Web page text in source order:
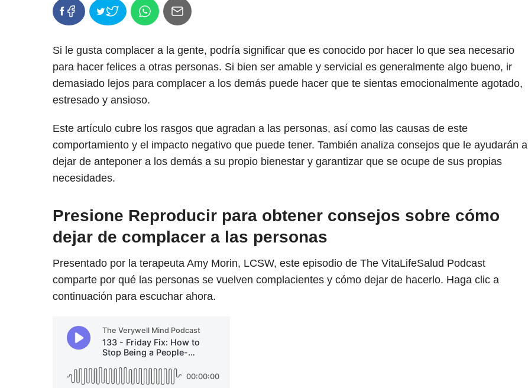
Si le gusta complacer a la gente, podría significar que es conocido por hacer lo que sea necesario
para hacer felices a otras personas. Si bien ser amable y servicial es generalmente algo bueno, ir
demasiado lejos para complacer a los demás puede hacer que te sientas emocionalmente agotado,
estresado y ansioso.
Este artículo cubre los rasgos que agradan a las personas, así como las causas de este
comportamiento y el impacto negativo que puede tener. También analiza consejos que le ayudarán a
dejar de anteponer a los demás a su propio bienestar y garantizar que se ocupe de sus propias
necesidades.
Presione Reproducir para obtener consejos sobre cómo
dejar de complacer a las personas
Presentado por la terapeuta Amy Morin, LCSW, este episodio de The VitaLifeSalud Podcast
comparte por qué las personas se vuelven complacientes y cómo dejar de hacerlo. Haga clic a
continuación para escuchar ahora.